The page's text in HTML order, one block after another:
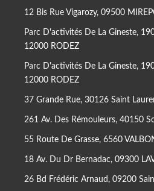
12 Bis Rue Vigarozy, 09500
Parc D'activités De La Gineste,
12000 RODEZ
Parc D'activités De La Gineste,
12000 RODEZ
37 Grande Rue, 30126 Saint
261 Av. Des Rémouleurs, 40150
55 Route De Grasse, 6560
18 Av. Du Dr Bernadac, 09300
26 Bd Frédéric Arnaud, 09200